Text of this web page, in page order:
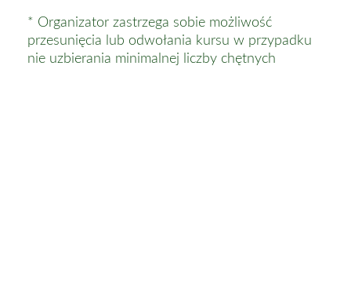
* Organizator zastrzega sobie możliwość
przesunięcia lub odwołania kursu w przypadku
nie uzbierania minimalnej liczby chętnych